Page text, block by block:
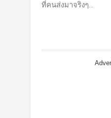
ที่คนส่งมาจริงๆ...